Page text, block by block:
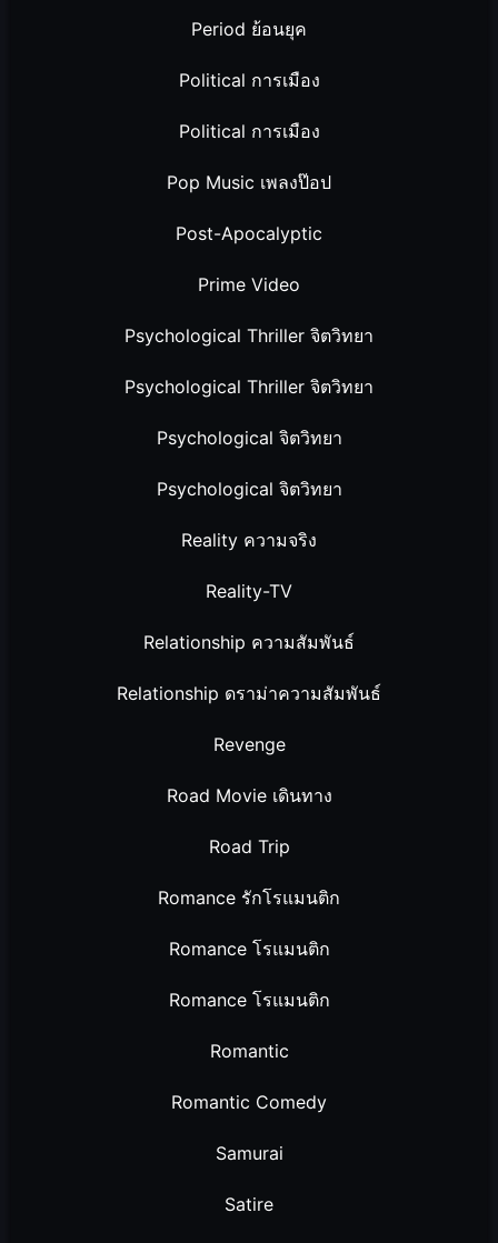
Period ย้อนยุค
Political การเมือง
Political การเมือง
Pop Music เพลงป๊อป
Post-Apocalyptic
Prime Video
Psychological Thriller จิตวิทยา
Psychological Thriller จิตวิทยา
Psychological จิตวิทยา
Psychological จิตวิทยา
Reality ความจริง
Reality-TV
Relationship ความสัมพันธ์
Relationship ดราม่าความสัมพันธ์
Revenge
Road Movie เดินทาง
Road Trip
Romance รักโรแมนติก
Romance โรแมนติก
Romance โรแมนติก
Romantic
Romantic Comedy
Samurai
Satire